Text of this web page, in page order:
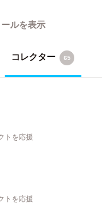
ルを表示
コレクター 65
トを応援
トを応援